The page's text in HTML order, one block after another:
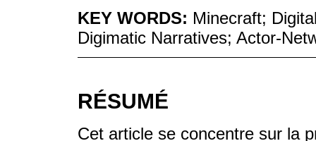
KEY WORDS: Minecraft;
Digimatic Narratives; Actor-
RÉSUMÉ
Cet article se concentre sur la